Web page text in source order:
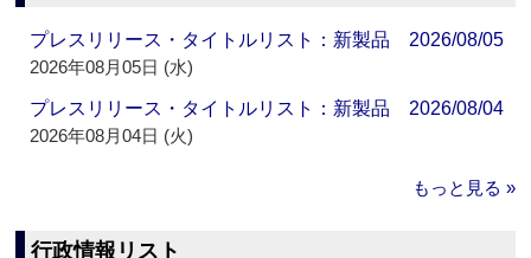
プレスリリース・タイトルリスト：新製品 2026/08/05
2026年08月05日 (水)
プレスリリース・タイトルリスト：新製品 2026/08/04
2026年08月04日 (火)
もっと見る »
行政情報リスト